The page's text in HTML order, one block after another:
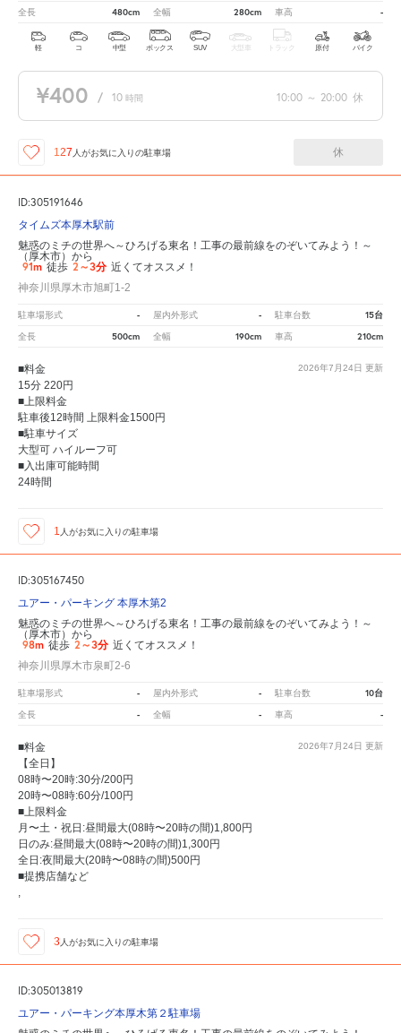
全長 480cm 全幅 280cm 車高 -
軽 コ 中型 ボックス SUV 大型車 トラック 原付 バイク
¥400 / 10 時間 10:00 ～ 20:00 休
127 人がお気に入りの駐車場 休
ID:305191646
タイムズ本厚木駅前
魅惑のミチの世界へ～ひろげる東名！工事の最前線をのぞいてみよう！～
（厚木市）から
91m 徒歩 2～3分 近くてオススメ！
神奈川県厚木市旭町1-2
駐車場形式 - 屋内外形式 - 駐車台数 15台
全長 500cm 全幅 190cm 車高 210cm
2026年7月24日 更新
■料金
15分 220円
■上限料金
駐車後12時間 上限料金1500円
■駐車サイズ
大型可 ハイルーフ可
■入出庫可能時間
24時間
1 人がお気に入りの駐車場
ID:305167450
ユアー・パーキング 本厚木第2
魅惑のミチの世界へ～ひろげる東名！工事の最前線をのぞいてみよう！～
（厚木市）から
98m 徒歩 2～3分 近くてオススメ！
神奈川県厚木市泉町2-6
駐車場形式 - 屋内外形式 - 駐車台数 10台
全長 - 全幅 - 車高 -
2026年7月24日 更新
■料金
【全日】
08時〜20時:30分/200円
20時〜08時:60分/100円
■上限料金
月〜土・祝日:昼間最大(08時〜20時の間)1,800円
日のみ:昼間最大(08時〜20時の間)1,300円
全日:夜間最大(20時〜08時の間)500円
■提携店舗など
,
3人がお気に入りの駐車場
ID:305013819
ユアー・パーキング本厚木第２駐車場